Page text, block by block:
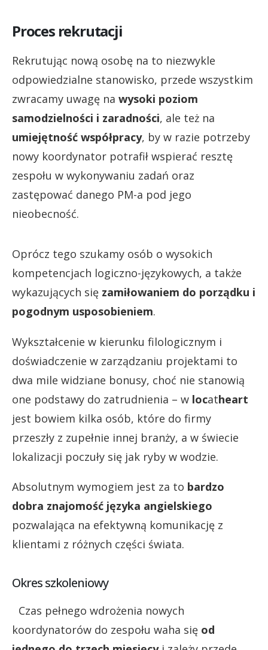
Proces rekrutacji
Rekrutując nową osobę na to niezwykle
odpowiedzialne stanowisko, przede wszystkim
zwracamy uwagę na wysoki poziom
samodzielności i zaradności, ale też na
umiejętność współpracy, by w razie potrzeby
nowy koordynator potrafił wspierać resztę
zespołu w wykonywaniu zadań oraz
zastępować danego PM-a pod jego
nieobecność.
Oprócz tego szukamy osób o wysokich
kompetencjach logiczno-językowych, a także
wykazujących się zamiłowaniem do porządku i
pogodnym usposobieniem.
Wykształcenie w kierunku filologicznym i
doświadczenie w zarządzaniu projektami to
dwa mile widziane bonusy, choć nie stanowią
one podstawy do zatrudnienia – w locatheart
jest bowiem kilka osób, które do firmy
przeszły z zupełnie innej branży, a w świecie
lokalizacji poczuły się jak ryby w wodzie.
Absolutnym wymogiem jest za to bardzo
dobra znajomość języka angielskiego
pozwalająca na efektywną komunikację z
klientami z różnych części świata.
Okres szkoleniowy
Czas pełnego wdrożenia nowych
koordynatorów do zespołu waha się od